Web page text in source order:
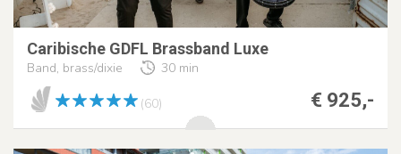
Caribische GDFL Brassband Luxe
Band, brass/dixie 30 min
€ 925,-
(60)